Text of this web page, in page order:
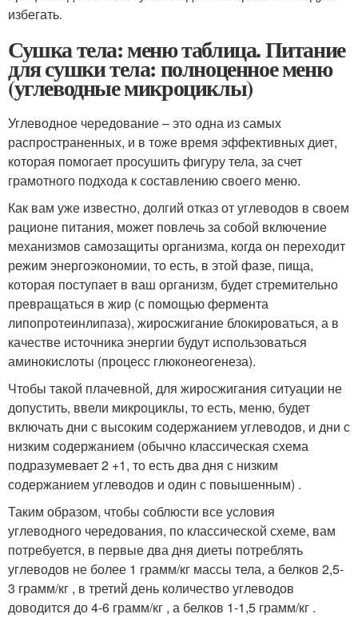
избегать.
Сушка тела: меню таблица. Питание
для сушки тела: полноценное меню
(углеводные микроциклы)
Углеводное чередование – это одна из самых
распространенных, и в тоже время эффективных диет,
которая помогает просушить фигуру тела, за счет
грамотного подхода к составлению своего меню.
Как вам уже известно, долгий отказ от углеводов в своем
рационе питания, может повлечь за собой включение
механизмов самозащиты организма, когда он переходит
режим энергоэкономии, то есть, в этой фазе, пища,
которая поступает в ваш организм, будет стремительно
превращаться в жир (с помощью фермента
липопротеинлипаза), жиросжигание блокироваться, а в
качестве источника энергии будут использоваться
аминокислоты (процесс глюконеогенеза).
Чтобы такой плачевной, для жиросжигания ситуации не
допустить, ввели микроциклы, то есть, меню, будет
включать дни с высоким содержанием углеводов, и дни с
низким содержанием (обычно классическая схема
подразумевает 2 +1, то есть два дня с низким
содержанием углеводов и один с повышенным) .
Таким образом, чтобы соблюсти все условия
углеводного чередования, по классической схеме, вам
потребуется, в первые два дня диеты потреблять
углеводов не более 1 грамм/кг массы тела, а белков 2,5-
3 грамм/кг , в третий день количество углеводов
доводится до 4-6 грамм/кг , а белков 1-1,5 грамм/кг .